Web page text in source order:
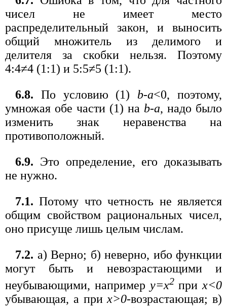
чисел не имеет место
распределительный закон, и выносить
общий множитель из делимого и
делителя за скобки нельзя. Поэтому
4:4≠4 (1:1) и 5:5≠5 (1:1).
6.8. По условию (1) b-а<0, поэтому,
умножая обе части (1) на b-а, надо было
изменить знак неравенства на
противоположный.
6.9. Это определение, его доказывать
не нужно.
7.1. Потому что четность не является
общим свойством рациональных чисел,
оно присуще лишь целым числам.
7.2. а) Верно; б) неверно, ибо функции
могут быть и невозрастающими и
неубывающими, например у=x2при х<0
убывающая, а приx>0-возрастающая; в)